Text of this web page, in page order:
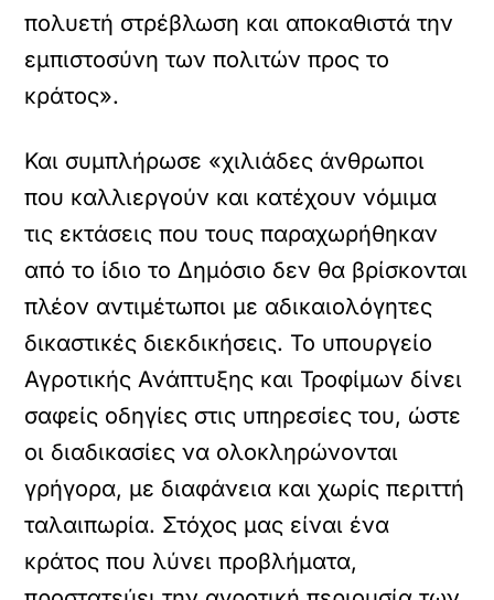
πολυετή στρέβλωση και αποκαθιστά την
εμπιστοσύνη των πολιτών προς το
κράτος».
Και συμπλήρωσε «χιλιάδες άνθρωποι
που καλλιεργούν και κατέχουν νόμιμα
τις εκτάσεις που τους παραχωρήθηκαν
από το ίδιο το Δημόσιο δεν θα βρίσκονται
πλέον αντιμέτωποι με αδικαιολόγητες
δικαστικές διεκδικήσεις. Το υπουργείο
Αγροτικής Ανάπτυξης και Τροφίμων δίνει
σαφείς οδηγίες στις υπηρεσίες του, ώστε
οι διαδικασίες να ολοκληρώνονται
γρήγορα, με διαφάνεια και χωρίς περιττή
ταλαιπωρία. Στόχος μας είναι ένα
κράτος που λύνει προβλήματα,